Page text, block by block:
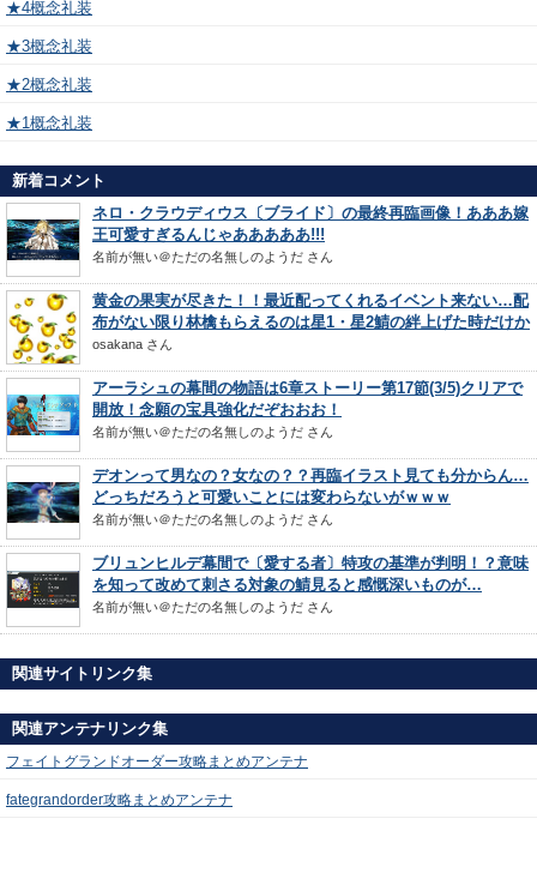
★4概念礼装
★3概念礼装
★2概念礼装
★1概念礼装
新着コメント
ネロ・クラウディウス〔ブライド〕の最終再臨画像！あああ嫁
王可愛すぎるんじゃあああああ!!!
名前が無い＠ただの名無しのようだ さん
黄金の果実が尽きた！！最近配ってくれるイベント来ない…配
布がない限り林檎もらえるのは星1・星2鯖の絆上げた時だけか
osakana さん
アーラシュの幕間の物語は6章ストーリー第17節(3/5)クリアで
開放！念願の宝具強化だぞおおお！
名前が無い＠ただの名無しのようだ さん
デオンって男なの？女なの？？再臨イラスト見ても分からん…
どっちだろうと可愛いことには変わらないがｗｗｗ
名前が無い＠ただの名無しのようだ さん
ブリュンヒルデ幕間で〔愛する者〕特攻の基準が判明！？意味
を知って改めて刺さる対象の鯖見ると感慨深いものが…
名前が無い＠ただの名無しのようだ さん
関連サイトリンク集
関連アンテナリンク集
フェイトグランドオーダー攻略まとめアンテナ
fategrandorder攻略まとめアンテナ